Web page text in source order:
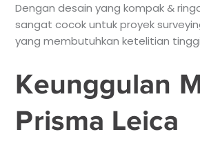
Dengan desain yang kompak &
sangat cocok untuk proyek
yang membutuhkan ketelitian
Keunggulan
Prisma Leica